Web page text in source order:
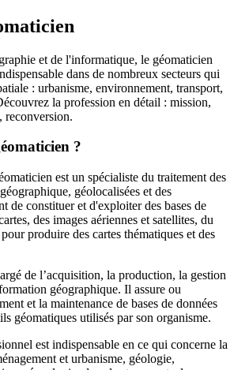
et de l'informatique, le géomaticien
dans de nombreux secteurs qui
: urbanisme, environnement, transport,
la profession en détail : mission,
reconversion.
?
est un spécialiste du traitement des
géolocalisées et des
de constituer et d'exploiter des bases de
des images aériennes et satellites, du
produire des cartes thématiques et des
de l’acquisition, la production, la gestion
géographique. Il assure ou
et la maintenance de bases de données
géomatiques utilisés par son organisme.
est indispensable en ce qui concerne la
et urbanisme, géologie,